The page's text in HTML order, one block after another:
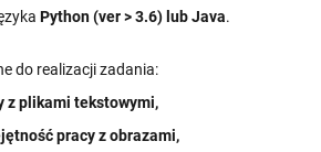
Python (ver > 3.6) lub Java.
do realizacji zadania:
z plikami tekstowymi,
pracy z obrazami,